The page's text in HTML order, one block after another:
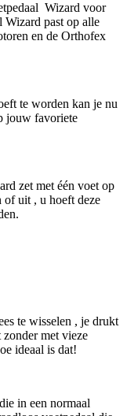
Wizard voor
Wizard past op alle
en de Orthofex
te worden kan je nu
jouw favoriete
zet met één voet op
of uit , u hoeft deze
te wisselen , je drukt
zonder met vieze
ideaal is dat!
in een normaal